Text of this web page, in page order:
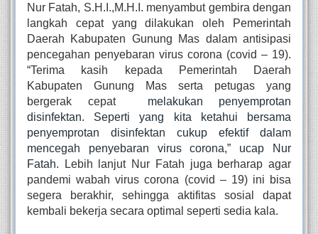
Nur Fatah, S.H.I.,M.H.I. menyambut gembira dengan
langkah cepat yang dilakukan oleh Pemerintah
Daerah Kabupaten Gunung Mas dalam antisipasi
pencegahan penyebaran virus corona (covid – 19).
“Terima kasih kepada Pemerintah Daerah
Kabupaten Gunung Mas serta petugas yang
bergerak cepat
melakukan penyemprotan
disinfektan. Seperti yang kita ketahui bersama
penyemprotan disinfektan cukup efektif dalam
mencegah penyebaran virus corona,” ucap Nur
Fatah.
Lebih lanjut Nur Fatah juga berharap agar
pandemi wabah virus corona (covid – 19) ini bisa
segera berakhir, sehingga aktifitas sosial dapat
kembali bekerja secara optimal seperti sedia kala.